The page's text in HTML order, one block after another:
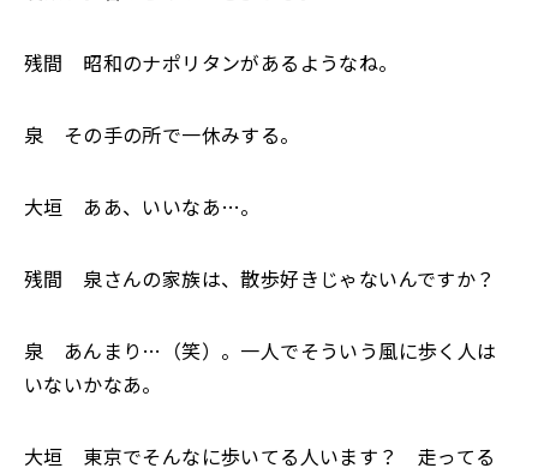
残間 昭和のナポリタンがあるようなね。
泉 その手の所で一休みする。
大垣 ああ、いいなあ…。
残間 泉さんの家族は、散歩好きじゃないんですか？
泉 あんまり…（笑）。一人でそういう風に歩く人は
いないかなあ。
大垣 東京でそんなに歩いてる人います？ 走ってる